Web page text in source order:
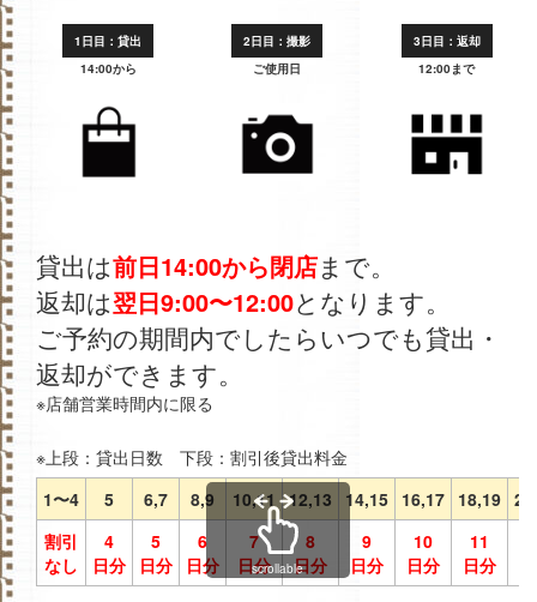
1日目：貸出
14:00から
2日目：撮影
ご使用日
3日目：返却
12:00まで
貸出は前日14:00から閉店まで。
返却は翌日9:00〜12:00となります。
ご予約の期間内でしたらいつでも貸出・
返却ができます。
※店舗営業時間内に限る
※上段：貸出日数 下段：割引後貸出料金
1〜4
5 6,7 8,9 10,11 12,13 14,15 16,17 18,19
割引
なし
4
日分
5
日分
6
日分
7
日分
8
日分
9
日分
10
日分
11
日分
scrollable